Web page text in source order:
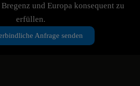
und Europa konsequent zu
erfüllen.
Anfrage senden